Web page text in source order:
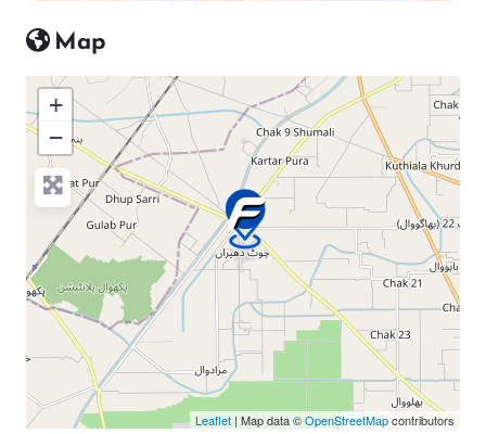
Map
+
−
Press Enter key to search
Leaflet | Map data ©OpenStreetMapcontributors